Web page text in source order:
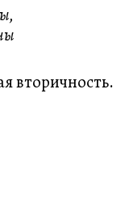
вторичность.